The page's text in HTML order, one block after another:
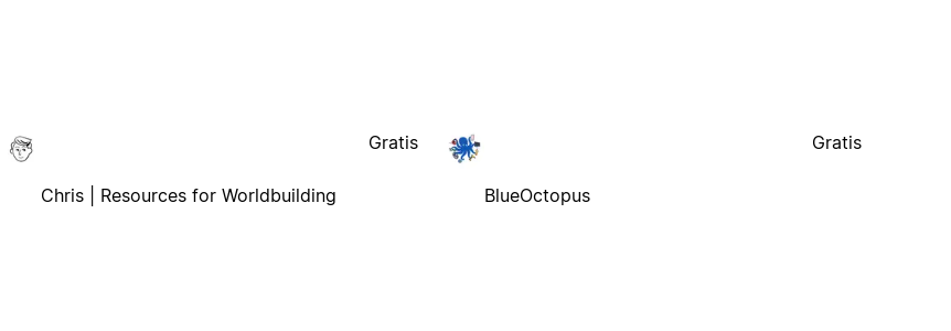
Chris | Resources for Worldbuilding
Gratis
BlueOctopus
Gratis